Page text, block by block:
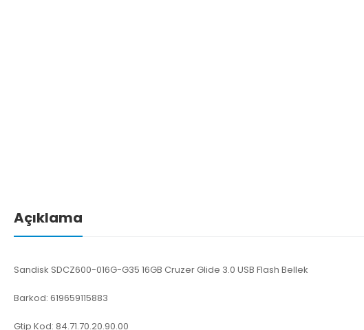
Açıklama
Sandisk SDCZ600-016G-G35 16GB Cruzer Glide 3.0 USB Flash Bellek
Barkod: 619659115883
Gtip Kod: 84.71.70.20.90.00